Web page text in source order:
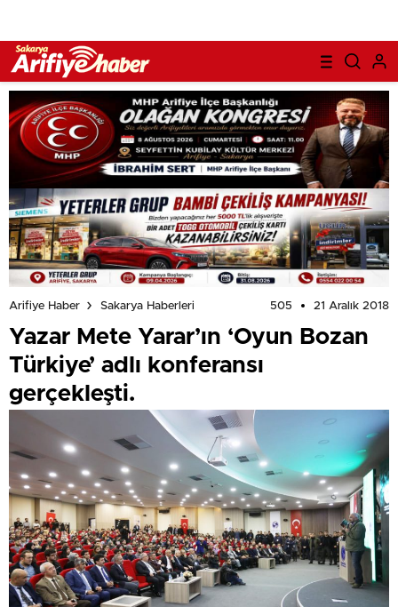
Arifiye Haber Sakarya Haberleri 505 21 Aralık 2018
Yazar Mete Yarar’ın ‘Oyun Bozan
Türkiye’ adlı konferansı
gerçekleşti.